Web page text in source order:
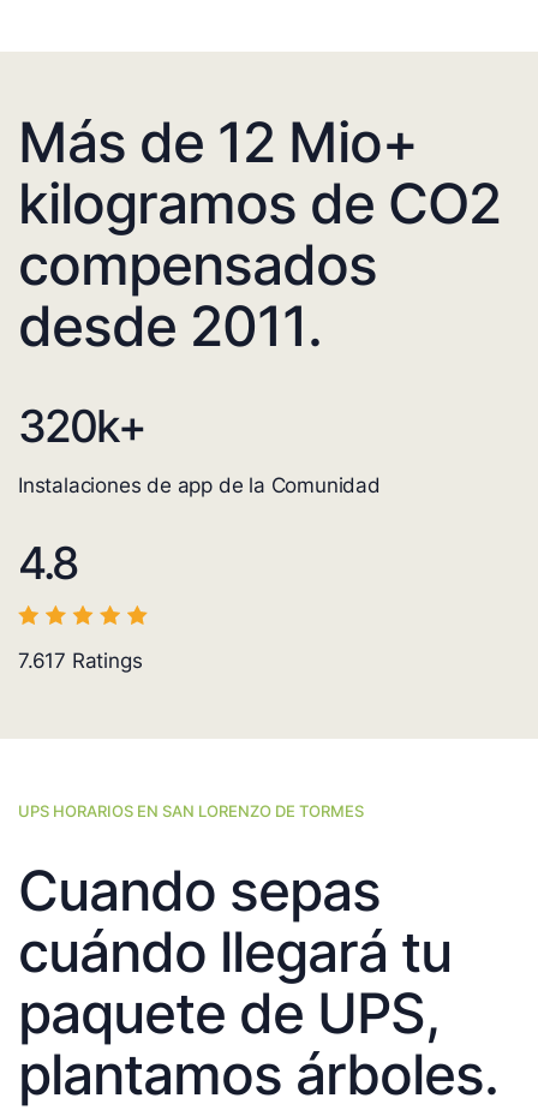
Más de 12 Mio+
kilogramos de CO2
compensados
desde 2011.
320k+
Instalaciones de app de la Comunidad
4.8
7.617 Ratings
UPS HORARIOS EN SAN LORENZO DE TORMES
Cuando sepas
cuándo llegará tu
paquete de UPS,
plantamos árboles.